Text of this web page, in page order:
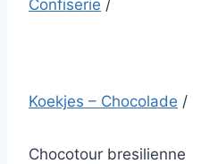
Confiserie /
Koekjes – Chocolade /
Chocotour bresilienne